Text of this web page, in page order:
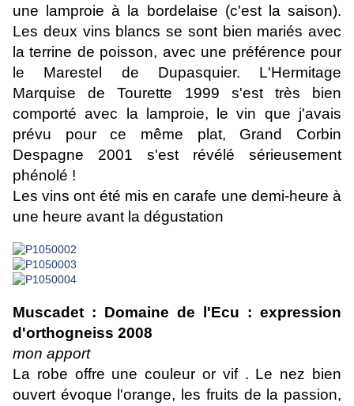
une lamproie à la bordelaise (c'est la saison).
Les deux vins blancs se sont bien mariés avec
la terrine de poisson, avec une préférence pour
le Marestel de Dupasquier. L'Hermitage
Marquise de Tourette 1999 s'est très bien
comporté avec la lamproie, le vin que j'avais
prévu pour ce même plat, Grand Corbin
Despagne 2001 s'est révélé sérieusement
phénolé !
Les vins ont été mis en carafe une demi-heure à
une heure avant la dégustation
Muscadet : Domaine de l'Ecu : expression
d'orthogneiss 2008
mon apport
La robe offre une couleur or vif . Le nez bien
ouvert évoque l'orange, les fruits de la passion,